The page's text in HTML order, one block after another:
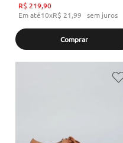
R$ 219,90
Em até10xR$ 21,99 sem juros
Comprar